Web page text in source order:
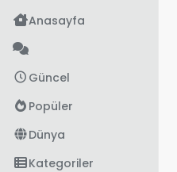
İçeriğe atla
Anasayfa
Güncel
Popüler
Dünya
Kategoriler